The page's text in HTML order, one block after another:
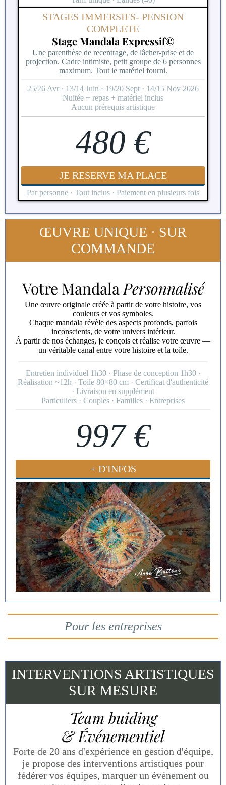
STAGES IMMERSIFS- PENSION
COMPLETE
Stage Mandala Expressif©
Une parenthèse de recentrage, de lâcher-prise et de
projection. Cadre intimiste, petit groupe de 6 personnes
maximum. Tout le matériel fourni.
25/26 Avr · 13/14 Juin · 19/20 Sept · 14/15 Nov 2026
Nuitée + repas + matériel inclus
Aucun prérequis artistique
480 €
JE RESERVE MA PLACE
Par personne · Tout inclus · Paiement en plusieurs fois
ŒUVRE UNIQUE · SUR
COMMANDE
Votre Mandala Personnalisé
Une œuvre originale créée à partir de votre histoire, vos
couleurs et vos symboles.
Chaque mandala révèle des aspects profonds, parfois
inconscients, de votre univers intérieur.
À partir de nos échanges, je conçois et réalise votre œuvre —
un véritable canal entre votre histoire et la toile.
Entretien individuel 1h30 · Phase de conception 1h30 ·
Réalisation ~12h · Toile 80×80 cm · Certificat d'authenticité
· Livraison en supplément
Particuliers · Couples · Familles · Entreprises
997 €
+ D'INFOS
Pour les entreprises
INTERVENTIONS ARTISTIQUES
SUR MESURE
Team buiding
& Événementiel
Forte de 20 ans d'expérience en gestion d'équipe,
je propose des interventions artistiques pour
fédérer vos équipes, marquer un événement ou